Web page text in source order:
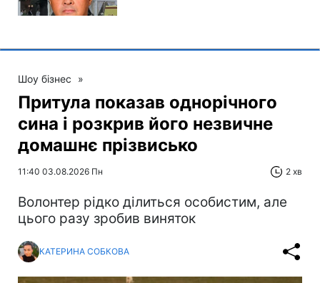
Шоу бізнес »
Притула показав однорічного
сина і розкрив його незвичне
домашнє прізвисько
11:40 03.08.2026 Пн 2 хв
Волонтер рідко ділиться особистим, але
цього разу зробив виняток
КАТЕРИНА СОБКОВА